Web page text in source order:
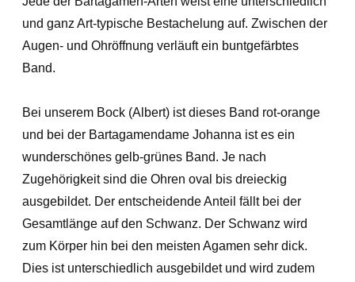
und ganz Art-typische Bestachelung auf. Zwischen der
Augen- und Ohröffnung verläuft ein buntgefärbtes
Band.
Bei unserem Bock (Albert) ist dieses Band rot-orange
und bei der Bartagamendame Johanna ist es ein
wunderschönes gelb-grünes Band. Je nach
Zugehörigkeit sind die Ohren oval bis dreieckig
ausgebildet. Der entscheidende Anteil fällt bei der
Gesamtlänge auf den Schwanz. Der Schwanz wird
zum Körper hin bei den meisten Agamen sehr dick.
Dies ist unterschiedlich ausgebildet und wird zudem